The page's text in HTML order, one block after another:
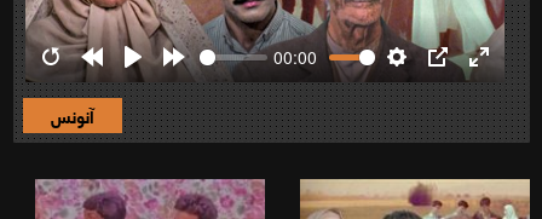
RestartRewind
10s
Play Forward
10s
00:00
Settings
PIP Enter
آنونس